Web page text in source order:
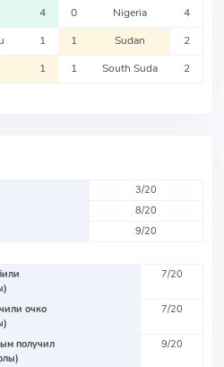
4 0 Nigeria 4
1 1 Sudan 2
1 1 South Suda 2
3/20
8/20
9/20
7/20
очко
7/20
получил
9/20